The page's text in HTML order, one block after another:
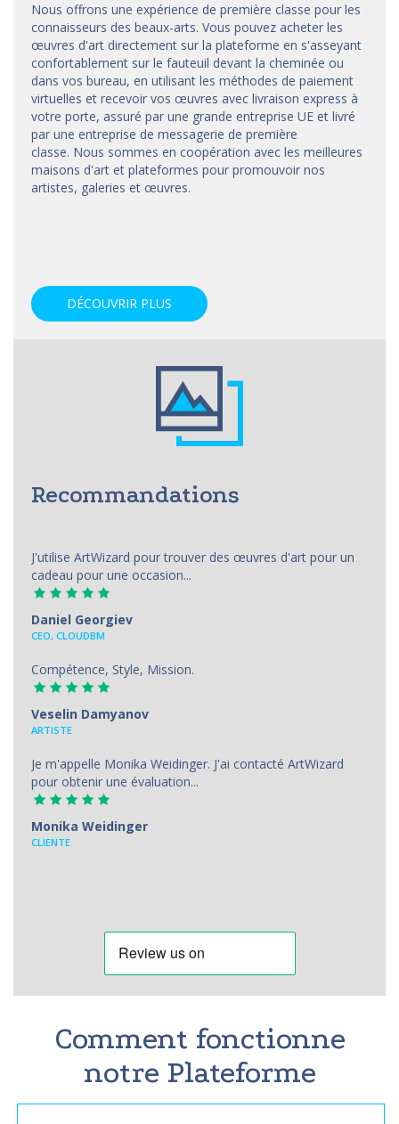
Nous offrons une expérience de première classe pour les
connaisseurs des beaux-arts. Vous pouvez acheter les
œuvres d'art directement sur la plateforme en s'asseyant
confortablement sur le fauteuil devant la cheminée ou
dans vos bureau, en utilisant les méthodes de paiement
virtuelles et recevoir vos œuvres avec livraison express à
votre porte, assuré par une grande entreprise UE et livré
par une entreprise de messagerie de première
classe. Nous sommes en coopération avec les meilleures
maisons d'art et plateformes pour promouvoir nos
artistes, galeries et œuvres.
DÉCOUVRIR PLUS
Recommandations
J'utilise ArtWizard pour trouver des œuvres d'art pour un
cadeau pour une occasion...
Daniel Georgiev
CEO, CLOUDBM
Compétence, Style, Mission.
Veselin Damyanov
ARTISTE
Je m'appelle Monika Weidinger. J'ai contacté ArtWizard
pour obtenir une évaluation...
Monika Weidinger
CLIENTE
Comment fonctionne
notre Plateforme